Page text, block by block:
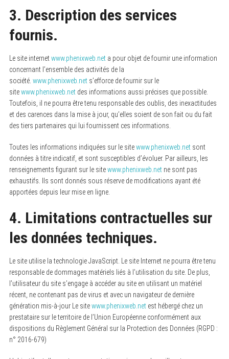
3. Description des services
fournis.
Le site internetwww.phenixweb.neta pour objet de fournir une information
concernant l’ensemble des activités de la
société. www.phenixweb.nets’efforce de fournir sur le
sitewww.phenixweb.netdes informations aussi précises que possible.
Toutefois, il ne pourra être tenu responsable des oublis, des inexactitudes
et des carences dans la mise à jour, qu’elles soient de son fait ou du fait
des tiers partenaires qui lui fournissent ces informations.
Toutes les informations indiquées sur le sitewww.phenixweb.netsont
données à titre indicatif, et sont susceptibles d’évoluer. Par ailleurs, les
renseignements figurant sur le sitewww.phenixweb.netne sont pas
exhaustifs. Ils sont donnés sous réserve de modifications ayant été
apportées depuis leur mise en ligne.
4. Limitations contractuelles sur
les données techniques.
Le site utilise la technologie JavaScript. Le site Internet ne pourra être tenu
responsable de dommages matériels liés à l’utilisation du site. De plus,
l’utilisateur du site s’engage à accéder au site en utilisant un matériel
récent, ne contenant pas de virus et avec un navigateur de dernière
génération mis-à-jour Le sitewww.phenixweb.netest hébergé chez un
prestataire sur le territoire de l’Union Européenne conformément aux
dispositions du Règlement Général sur la Protection des Données (RGPD :
n° 2016-679)